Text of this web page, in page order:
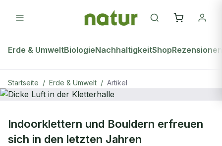
Erde & UmweltBiologieNachhaltigkeitShopRezensionen
Startseite / Erde & Umwelt / Artikel
Dicke Luft in der Kletterhalle
Indoorklettern und Bouldern erfreuen
sich in den letzten Jahren